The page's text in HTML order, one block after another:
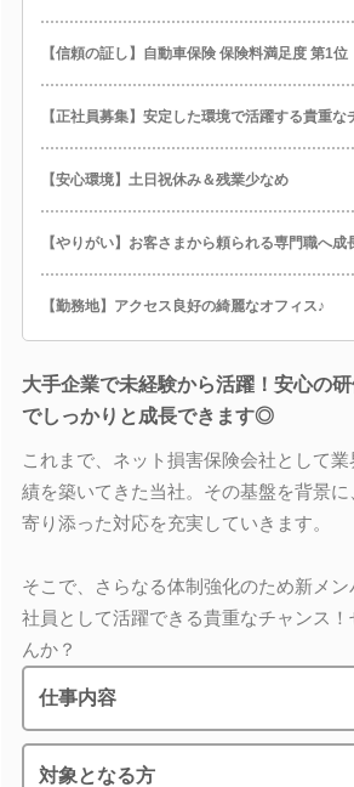
【信頼の証し】自動車保険 保険料満足度 第1位
【正社員募集】安定した環境で活躍する貴重な
【安心環境】土日祝休み＆残業少なめ
【やりがい】お客さまから頼られる専門職へ成
【勤務地】アクセス良好の綺麗なオフィス♪
大手企業で未経験から活躍！安心の
でしっかりと成長できます◎
これまで、ネット損害保険会社として
績を築いてきた当社。その基盤を背景
寄り添った対応を充実していきます。
そこで、さらなる体制強化のため新メ
社員として活躍できる貴重なチャンス
んか？
仕事内容
対象となる方